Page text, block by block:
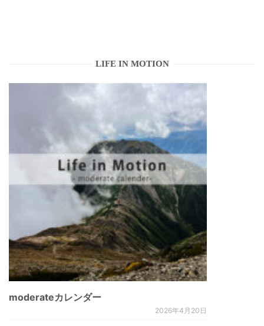
LIFE IN MOTION
moderateカレンダー
2026年4月20日